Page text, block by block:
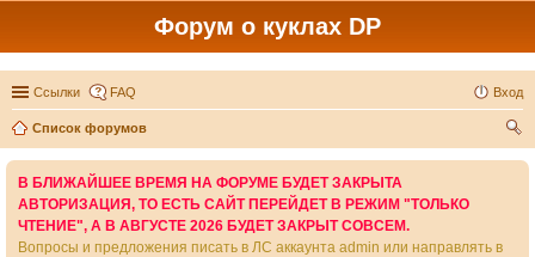
Форум о куклах DP
Ссылки FAQ Вход
Список форумов
В БЛИЖАЙШЕЕ ВРЕМЯ НА ФОРУМЕ БУДЕТ ЗАКРЫТА
АВТОРИЗАЦИЯ, ТО ЕСТЬ САЙТ ПЕРЕЙДЕТ В РЕЖИМ "ТОЛЬКО
ЧТЕНИЕ", А В АВГУСТЕ 2026 БУДЕТ ЗАКРЫТ СОВСЕМ.
Вопросы и предложения писать в ЛС аккаунта admin или направлять в